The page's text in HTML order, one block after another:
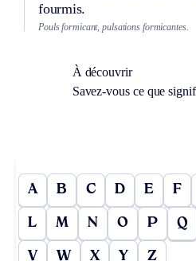
fourmis.
Pouls formicant, pulsations formicantes.
À découvrir
Savez-vous ce que
A B C D E F
L M N O P Q
V W X Y Z